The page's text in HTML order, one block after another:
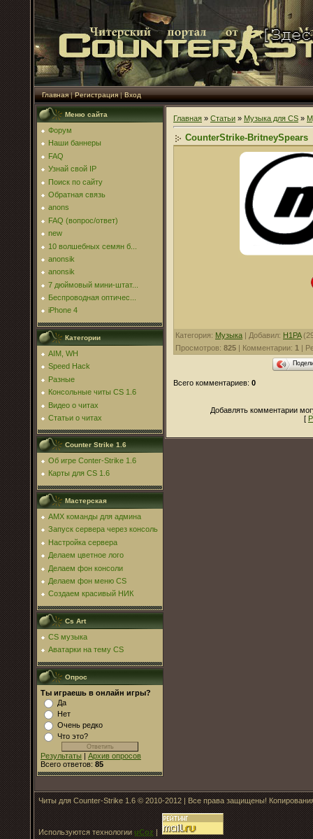
Главная|Регистрация|Вход
Меню сайта
Форум
Наши баннеры
FAQ
Узнай свой IP
Поиск по сайту
Обратная связь
anons
FAQ (вопрос/ответ)
new
10 волшебных семян б...
anonsik
anonsik
7 дюймовый мини-штат...
Беспроводная оптичес...
iPhone 4
Категории
AIM, WH
Speed Hack
Разные
Консольные читы CS 1.6
Видео о читах
Статьи о читах
Counter Strike 1.6
Об игре Conter-Strike 1.6
Карты для CS 1.6
Мастерская
AMX команды для админа
Запуск сервера через консоль
Настройка сервера
Делаем цветное лого
Делаем фон консоли
Делаем фон меню CS
Создаем красивый НИК
Cs Art
CS музыка
Аватарки на тему CS
Опрос
Ты играешь в онлайн игры?
Да
Нет
Очень редко
Что это?
Результаты | Архив опросов
Всего ответов: 85
Главная » Статьи » Музыка для CS »
CounterStrike-BritneySpears
Категория: Музыка | Добавил: H1PA
Просмотров: 825 | Комментарии: 1 |
Всего комментариев: 0
Добавлять комментарии
[
Читы для Counter-Strike 1.6 © 2010-2012 | Все права защищены!
Используются технологииuCoz |